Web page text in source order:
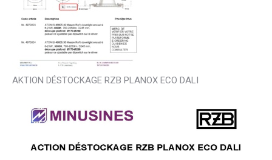
AKTION DÉSTOCKAGE RZB PLANOX ECO DALI